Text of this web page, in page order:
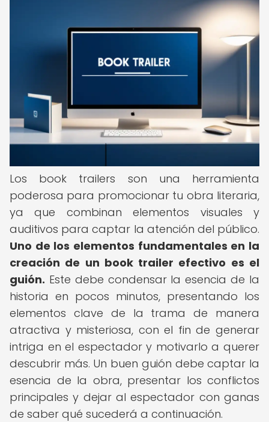
Los book trailers son una herramienta
poderosa para promocionar tu obra literaria,
ya que combinan elementos visuales y
auditivos para captar la atención del público.
Uno de los elementos fundamentales en la
creación de un book trailer efectivo es el
guión. Este debe condensar la esencia de la
historia en pocos minutos, presentando los
elementos clave de la trama de manera
atractiva y misteriosa, con el fin de generar
intriga en el espectador y motivarlo a querer
descubrir más. Un buen guión debe captar la
esencia de la obra, presentar los conflictos
principales y dejar al espectador con ganas
de saber qué sucederá a continuación.